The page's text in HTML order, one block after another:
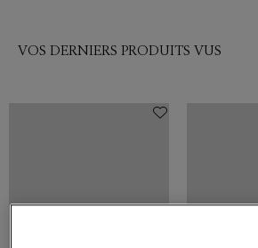
VOS DERNIERS PRODUITS VUS